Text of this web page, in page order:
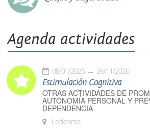
Agenda actividades
08/01/2026 26/11/2026
Estimulación Cognitiva
OTRAS ACTIVIDADES DE
AUTONOMÍA PERSONAL Y
DEPENDENCIA
Ledesma